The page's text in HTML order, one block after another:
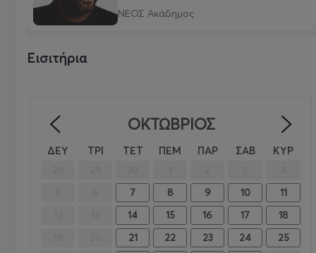
ΝΕΟΣ Ακάδημος
Εισιτήρια
ΟΚΤΏΒΡΙΟΣ
ΔΕΥ ΤΡΙ ΤΕΤ ΠΕΜ ΠΑΡ ΣΑΒ ΚΥΡ
7 8 9 10
11
14 15 16 17
18
21 22 23 24
25